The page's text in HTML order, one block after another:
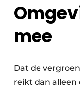
mee
Dat de
reikt dan alleen